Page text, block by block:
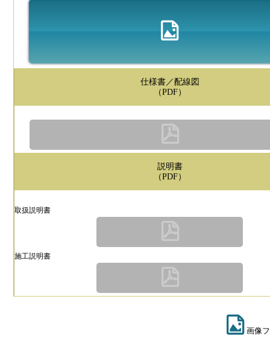
仕様書／配線図
（PDF）
説明書
（PDF）
取扱説明書
施工説明書
画像